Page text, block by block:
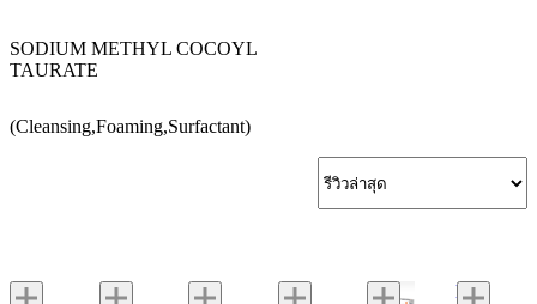
SODIUM METHYL COCOYL
TAURATE
(Cleansing,Foaming,Surfactant)
Moist